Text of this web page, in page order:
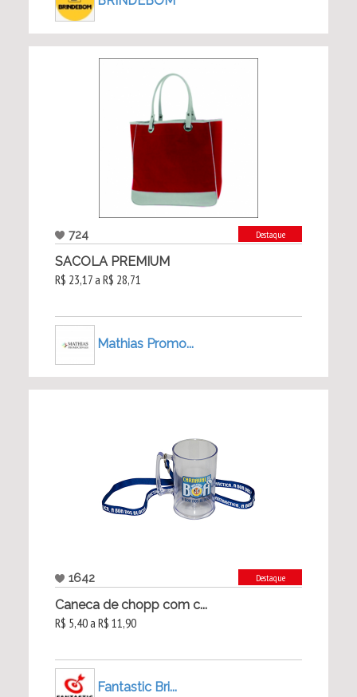
724 Destaque
SACOLA PREMIUM
R$ 23,17 a R$ 28,71
Mathias Promo...
1642 Destaque
Caneca de chopp com c...
R$ 5,40 a R$ 11,90
Fantastic Bri...